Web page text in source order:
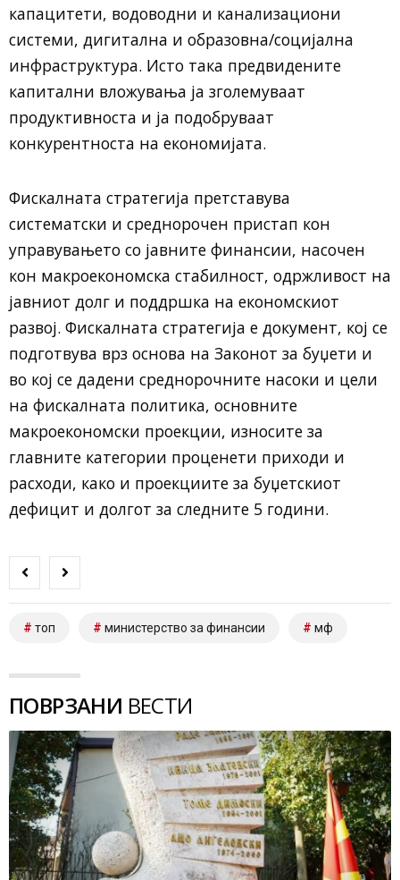
капацитети, водоводни и канализациони
системи, дигитална и образовна/социјална
инфраструктура. Исто така предвидените
капитални вложувања ја зголемуваат
продуктивноста и ја подобруваат
конкурентноста на економијата.
Фискалната стратегија претставува
систематски и среднорочен пристап кон
управувањето со јавните финансии, насочен
кон макроекономска стабилност, одржливост на
јавниот долг и поддршка на економскиот
развој. Фискалната стратегија е документ, кој се
подготвува врз основа на Законот за буџети и
во кој се дадени среднорочните насоки и цели
на фискалната политика, основните
макроекономски проекции, износите за
главните категории проценети приходи и
расходи, како и проекциите за буџетскиот
дефицит и долгот за следните 5 години.
топ министерство за финансии мф
ПОВРЗАНИ ВЕСТИ